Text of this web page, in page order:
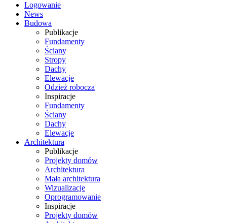
Logowanie
News
Budowa
Publikacje
Fundamenty
Ściany
Stropy
Dachy
Elewacje
Odzież robocza
Inspiracje
Fundamenty
Ściany
Dachy
Elewacje
Architektura
Publikacje
Projekty domów
Architektura
Mała architektura
Wizualizacje
Oprogramowanie
Inspiracje
Projekty domów